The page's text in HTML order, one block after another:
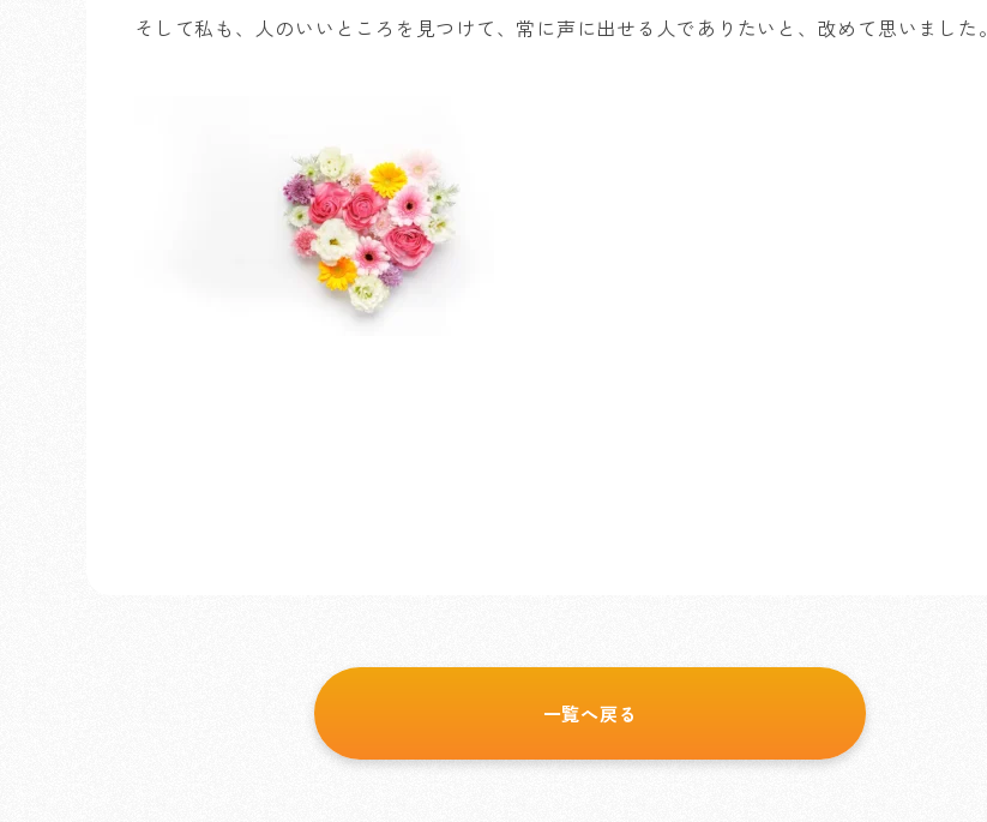
そして私も、人のいいところを見つけて、常に声に出せる人でありたいと、改めて思いました。
一覧へ戻る